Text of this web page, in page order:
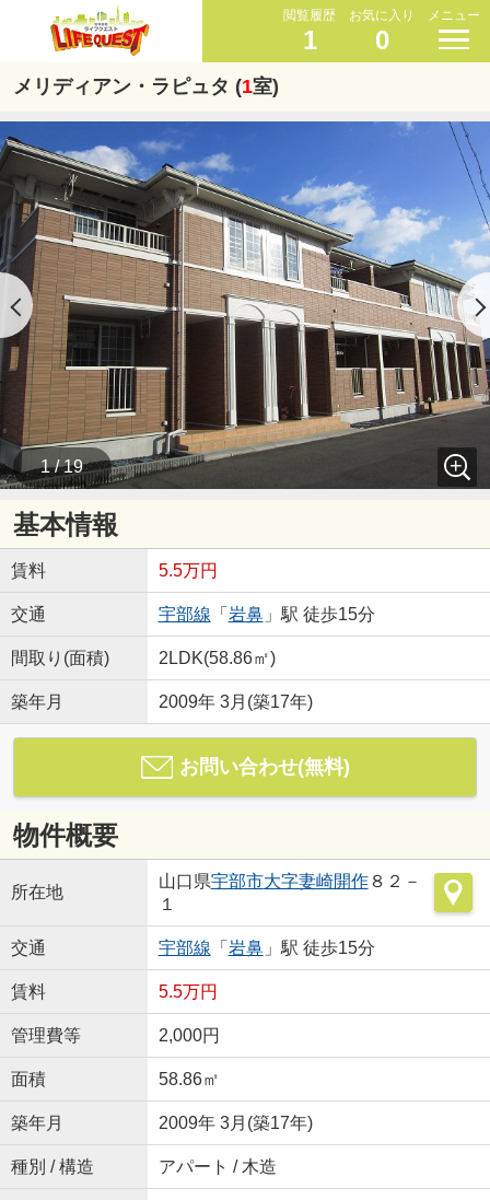
閲覧履歴
1
お気に入り
0
メニュー
メリディアン・ラピュタ (1室)
1 / 19
基本情報
賃料 5.5万円
交通 宇部線 「 岩鼻」駅 徒歩15分
間取り(面積) 2LDK(58.86㎡)
築年月 2009年 3月(築17年)
お問い合わせ(無料)
物件概要
所在地
山口県宇部市大字妻崎開作８２－
１
交通 宇部線 「 岩鼻」駅 徒歩15分
賃料 5.5万円
管理費等 2,000円
面積 58.86㎡
築年月 2009年 3月(築17年)
種別 / 構造 アパート / 木造